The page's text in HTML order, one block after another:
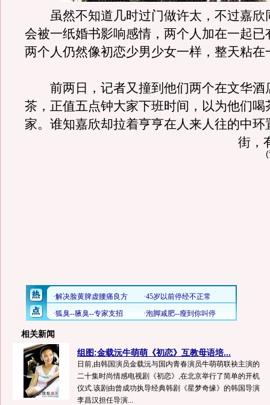
虽然不知道几时过门做许太，不过嘉欣
会被一纸婚书影响感情，两个人加在一起已
两个人仍然像初恋少男少女一样，整天粘在
前两日，记者又撞到他们两个在文华酒
茶，正值五点钟大家下班时间，以为他们喝
家。谁知嘉欣却拉着亨亨在人来人往的中环
街，
相关新闻
组图:金载沅牛萌萌《初恋》互教母语培...
日前,由韩国演员金载沅与国内青春演员牛萌萌联袂主演的
二十集时尚情感电视剧《初恋》,在北京举行了简单的开机
仪式.该剧由曾成功执导经典韩剧《星梦奇缘》的韩国导演
李昌汉担任导演...